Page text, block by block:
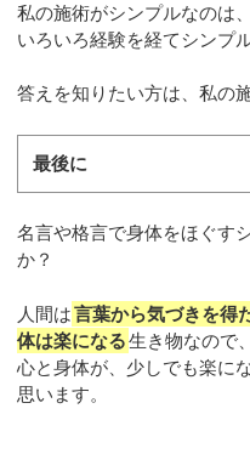
私の施術がシンプルなのは
いろいろ経験を経てシンプ
答えを知りたい方は、私の
最後に
名言や格言で身体をほぐす
か？
人間は 言葉から気づきを得
体は楽になる 生き物なので
心と身体が、少しでも楽に
思います。